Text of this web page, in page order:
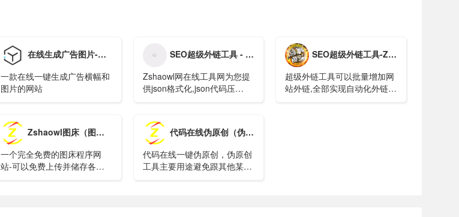
在线生成广告图片-横幅广告-抖音广告-logo
一款在线一键生成广告横幅和
图片的网站
SEO超级外链工具 - 在线批量发布外链_免费外链发布工具
Zshaowl网在线工具网为您提
供json格式化,json代码压
解析,json在线解析,json在线解
析及格式化,unix时间戳转
换,CSS美化压缩,json美
化,json格式化输出,json数
组,json实体类,json视图等
SEO超级外链工具-Zshaowl（seo超级外链工具免费）
超级外链工具可以批量增加网
站外链,全部实现自动化外链群
Zshaowl图床（图床怎么使用）
一个完全免费的图床程序网
站-可以免费上传并储存各类
代码在线伪原创（伪代码在线编辑器）
代码在线一键伪原创，伪原创
工具主要用途避免跟其他某些